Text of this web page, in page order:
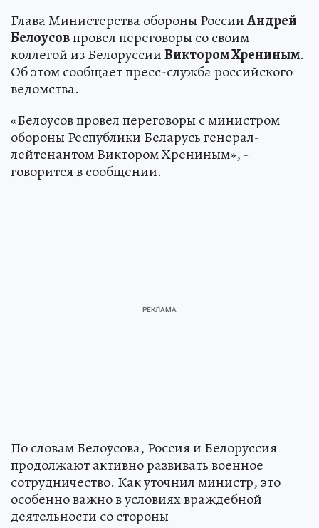
Глава Министерства обороны РоссииАндрей
Белоусовпровел переговоры со своим
коллегой из БелоруссииВиктором Хрениным.
Об этом сообщает пресс-служба российского
ведомства.
«Белоусов провел переговоры с министром
обороны Республики Беларусь генерал-
лейтенантом Виктором Хрениным», -
говорится в сообщении.
По словам Белоусова, Россия и Белоруссия
продолжают активно развивать военное
сотрудничество. Как уточнил министр, это
особенно важно в условиях враждебной
деятельности со стороны